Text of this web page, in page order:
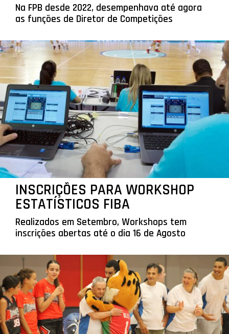
Na FPB desde 2022, desempenhava até agora
as funções de Diretor de Competições
INSCRIÇÕES PARA WORKSHOP
ESTATÍSTICOS FIBA
Realizados em Setembro, Workshops tem
inscrições abertas até o dia 16 de Agosto